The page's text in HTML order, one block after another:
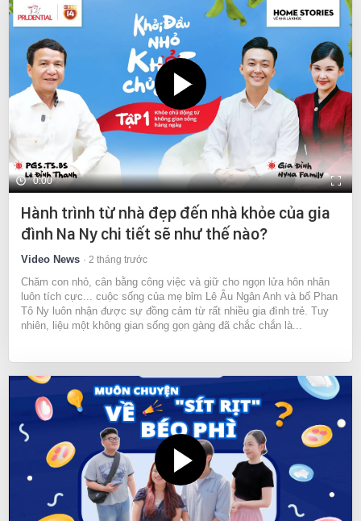
0:00
Hành trình từ nhà đẹp đến nhà khỏe của gia
đình Na Ny chi tiết sẽ như thế nào?
Video News 2 tháng trước
Chăm con nhỏ, cân bằng công việc và giữ cho ngọn lửa hôn nhân
luôn tích cực... cuộc sống của mẹ bỉm Lê Âu Ngân Anh và bố Phan
Tô Ny luôn nhận được sự đồng cảm từ rất nhiều gia đình trẻ. Tuy
nhiên, liệu một không gian sống gọn gàng đã chắc chắn là...